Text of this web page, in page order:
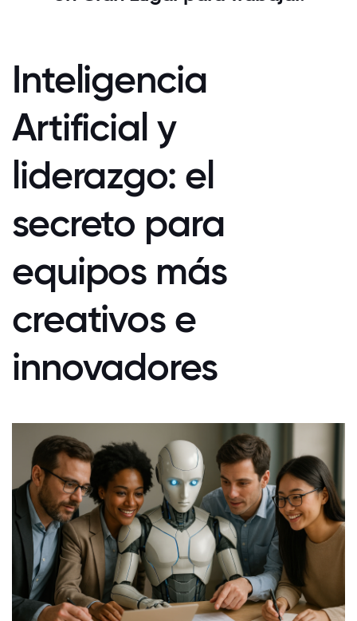
Inteligencia
Artificial y
liderazgo: el
secreto para
equipos más
creativos e
innovadores